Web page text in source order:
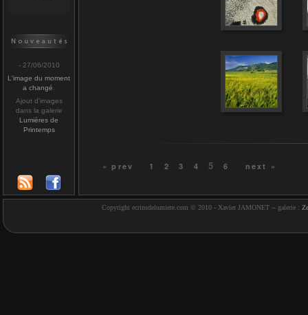
- 27/06/2010
L'image du moment
a changé
Ajout d'images
dans la galerie
Lumières de
Printemps
« prev 1 2 3 4 5 6 next »
Copyright ecrinsdelumiere.com © 2010 - Xavier JAMONET -- galerie :